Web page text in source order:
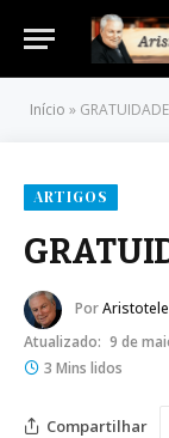
Início »
ARTIGOS
Por
Atualizado: 9 de
3 Mins lidos
Compartilhar